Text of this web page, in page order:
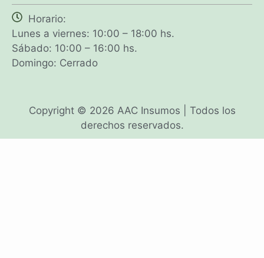
Horario:
Lunes a viernes: 10:00 – 18:00 hs.
Sábado: 10:00 – 16:00 hs.
Domingo: Cerrado
Copyright © 2026 AAC Insumos | Todos los
derechos reservados.